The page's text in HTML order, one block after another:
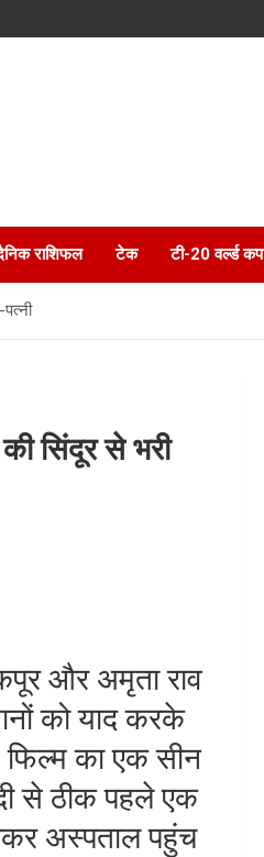
राशिफल टेक टी-20 वर्ल्ड कप
सिंदूर से भरी
और अमृता राव
को याद करके
का एक सीन
से ठीक पहले एक
अस्पताल पहुंच